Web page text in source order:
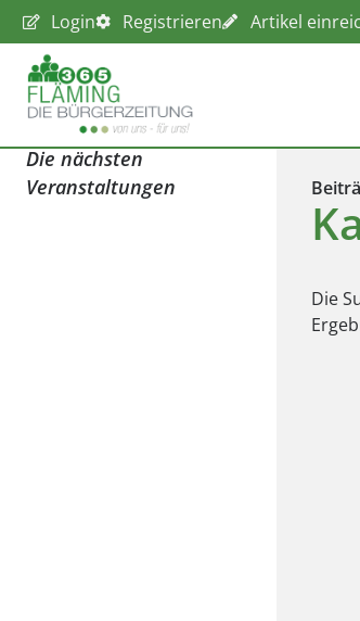
Login Registrieren Artikel
Die nächsten
Veranstaltungen
Die